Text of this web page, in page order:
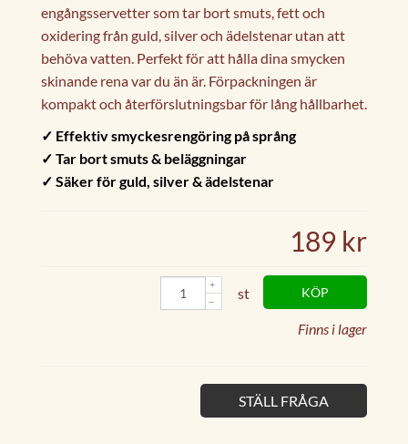
engångsservetter som tar bort smuts, fett och
oxidering från guld, silver och ädelstenar utan att
behöva vatten. Perfekt för att hålla dina smycken
skinande rena var du än är. Förpackningen är
kompakt och återförslutningsbar för lång hållbarhet.
✓ Effektiv smyckesrengöring på språng
✓ Tar bort smuts & beläggningar
✓ Säker för guld, silver & ädelstenar
189 kr
KÖP
st
Finns i lager
STÄLL FRÅGA